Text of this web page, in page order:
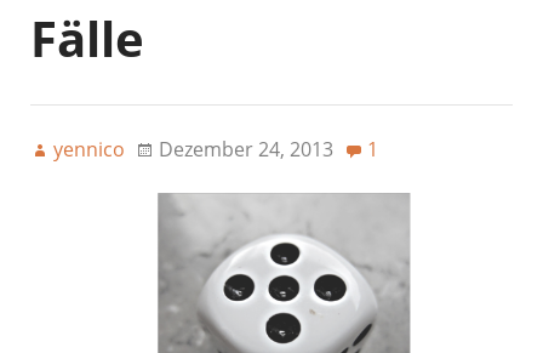
Fälle
yennico Dezember 24, 2013 1